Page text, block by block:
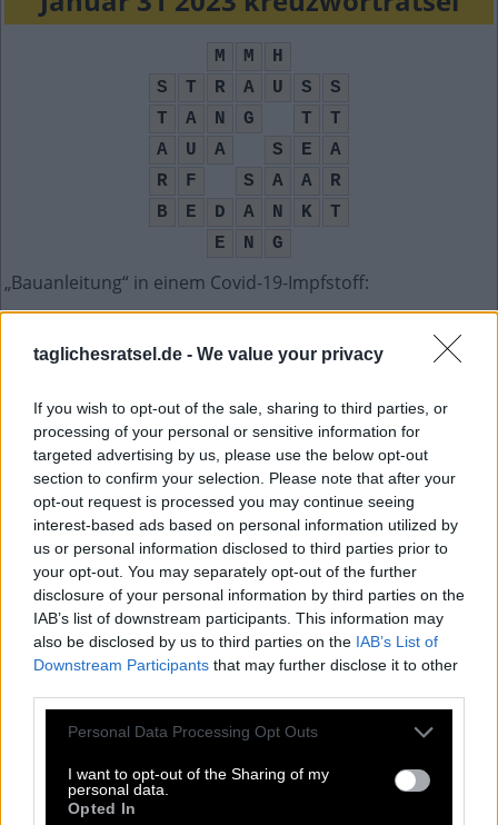
taglichesratsel.de - We value your privacy
If you wish to opt-out of the sale, sharing to third parties, or
processing of your personal or sensitive information for
targeted advertising by us, please use the below opt-out
section to confirm your selection. Please note that after your
opt-out request is processed you may continue seeing
interest-based ads based on personal information utilized by
us or personal information disclosed to third parties prior to
your opt-out. You may separately opt-out of the further
disclosure of your personal information by third parties on the
IAB’s list of downstream participants. This information may
also be disclosed by us to third parties on the IAB’s List of
Downstream Participants that may further disclose it to other
Personal Data Processing Opt Outs
I want to opt-out of the Sharing of my
personal data.
Opted In
M M
H
S
T R A U S
S
T
A N G T
T
A
U A S E
A
R
F S A A
R
B
E D A N K
T
E
N G
„Bauanleitung“ in einem Covid-19-Impfstoff:
R
F
Festsitzende Algen in z. B. der Nordsee
T
A N
G
__ Francisco, Stadt in Kalifornien:
S
A
N
Wort, das man artikuliert, wenn es schmeckt:
M
M
H
Steckt den Kopf tatsächlich nicht in den Sand
T R A U